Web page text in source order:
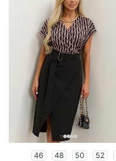
46 48 50 52